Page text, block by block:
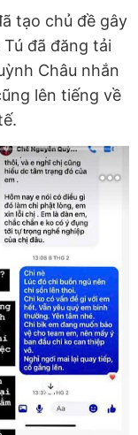
tạo chủ đề gây
đã đăng tải
Châu nhắn
lên tiếng về